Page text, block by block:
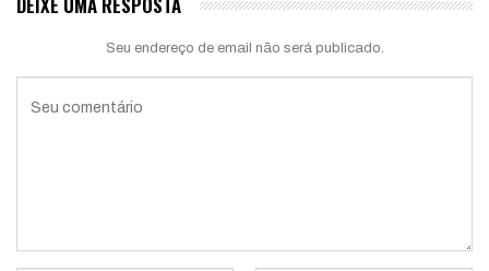
Seu endereço de email não será publicado.